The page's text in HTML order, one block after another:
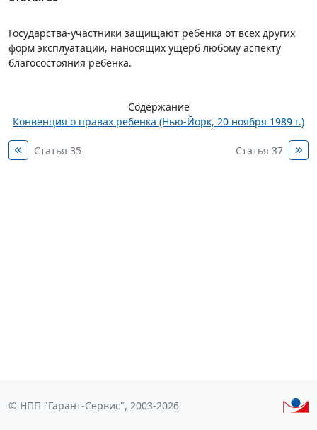
Государства-участники защищают ребенка от всех других
форм эксплуатации, наносящих ущерб любому аспекту
благосостояния ребенка.
Содержание
Конвенция о правах ребенка (Нью-Йорк, 20 ноября 1989 г.)
Статья 35 Статья 37
© НПП "Гарант-Сервис", 2003-2026